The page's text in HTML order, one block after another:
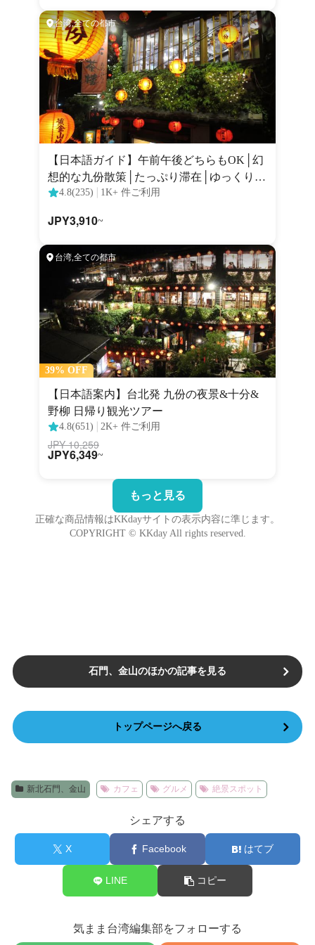
石門、金山のほかの記事を見る
トップページへ戻る
新北石門、金山 カフェ グルメ 絶景スポット
シェアする
X Facebook はてブ
LINE コピー
気まま台湾編集部をフォローする